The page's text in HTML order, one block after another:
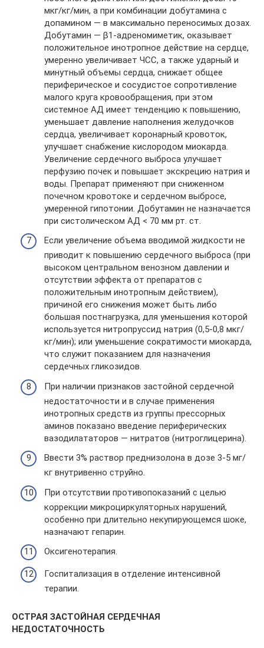
мкг/кг/мин, а при комбинации добутамина с
допамином — в максимально переносимых дозах.
Добутамин — β1-адреномиметик, оказывает
положительное инотропное действие на сердце,
умеренно увеличивает ЧСС, а также ударный и
минутный объемы сердца, снижает общее
периферическое и сосудистое сопротивление
малого круга кровообращения, при этом
системное АД имеет тенденцию к повышению,
уменьшает давление наполнения желудочков
сердца, увеличивает коронарный кровоток,
улучшает снабжение кислородом миокарда.
Увеличение сердечного выброса улучшает
перфузию почек и повышает экскрецию натрия и
воды. Препарат применяют при сниженном
почечном кровотоке и сердечном выбросе,
умеренной гипотонии. Добутамин не назначается
при систолическом АД < 70 мм рт. ст.
Если увеличение объема вводимой жидкости не
приводит к повышению сердечного выброса (при
высоком центральном венозном давлении и
отсутствии эффекта от препаратов с
положительным инотропным действием),
причиной его снижения может быть либо
большая постнагрузка, для уменьшения которой
используется нитропруссид натрия (0,5-0,8 мкг/
кг/мин); или уменьшение сократимости миокарда,
что служит показанием для назначения
сердечных гликозидов.
При наличии признаков застойной сердечной
недостаточности и в случае применения
инотропных средств из группы прессорных
аминов показано введение периферических
вазодилататоров — нитратов (нитроглицерина).
Ввести 3% раствор преднизолона в дозе 3-5 мг/
кг внутривенно струйно.
При отсутствии противопоказаний с целью
коррекции микроциркуляторных нарушений,
особенно при длительно некупирующемся шоке,
назначают гепарин.
Оксигенотерапия.
Госпитализация в отделение интенсивной
терапии.
ОСТРАЯ ЗАСТОЙНАЯ СЕРДЕЧНАЯ
НЕДОСТАТОЧНОСТЬ